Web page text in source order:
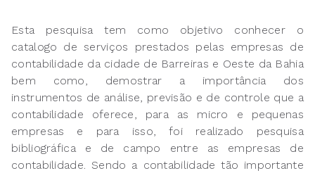
Esta pesquisa tem como objetivo conhecer o
catalogo de serviços prestados pelas empresas de
contabilidade da cidade de Barreiras e Oeste da Bahia
bem como, demostrar a importância dos
instrumentos de análise, previsão e de controle que a
contabilidade oferece, para as micro e pequenas
empresas e para isso, foi realizado pesquisa
bibliográfica e de campo entre as empresas de
contabilidade. Sendo a contabilidade tão importante